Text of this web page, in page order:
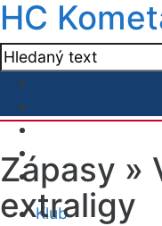
HC
Klub
Zápasy »
extraligy